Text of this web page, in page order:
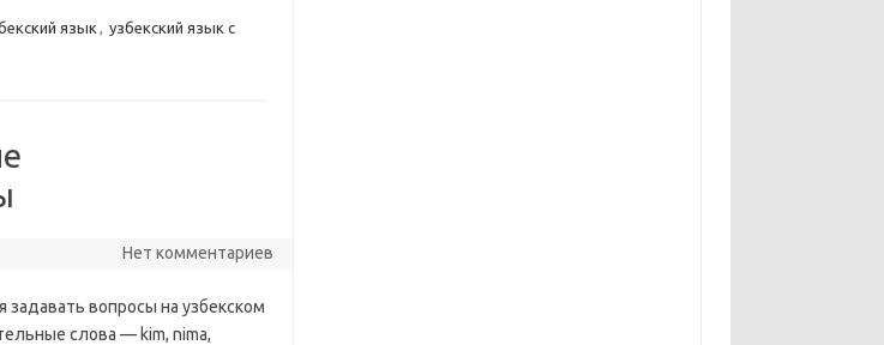
язык , узбекский язык с
Нет комментариев
вопросы на узбекском
слова — kim, nima,